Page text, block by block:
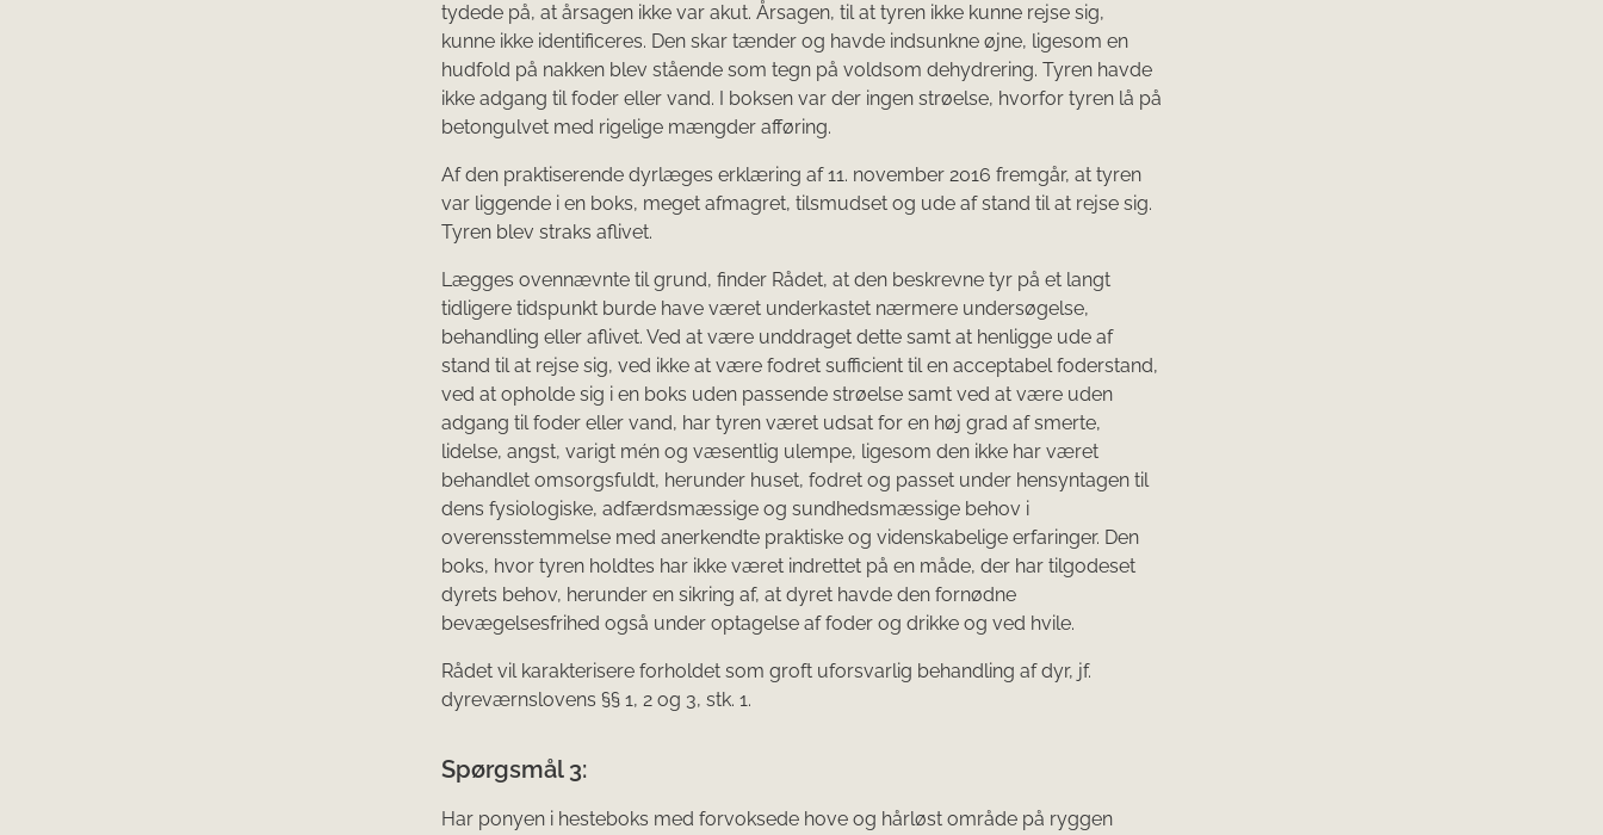
tydede på, at årsagen ikke var akut. Årsagen, til at tyren ikke kunne rejse sig,
kunne ikke identificeres. Den skar tænder og havde indsunkne øjne, ligesom en
hudfold på nakken blev stående som tegn på voldsom dehydrering. Tyren havde
ikke adgang til foder eller vand. I boksen var der ingen strøelse, hvorfor tyren lå på
betongulvet med rigelige mængder afføring.
Af den praktiserende dyrlæges erklæring af 11. november 2016 fremgår, at tyren
var liggende i en boks, meget afmagret, tilsmudset og ude af stand til at rejse sig.
Tyren blev straks aflivet.
Lægges ovennævnte til grund, finder Rådet, at den beskrevne tyr på et langt
tidligere tidspunkt burde have været underkastet nærmere undersøgelse,
behandling eller aflivet. Ved at være unddraget dette samt at henligge ude af
stand til at rejse sig, ved ikke at være fodret sufficient til en acceptabel foderstand,
ved at opholde sig i en boks uden passende strøelse samt ved at være uden
adgang til foder eller vand, har tyren været udsat for en høj grad af smerte,
lidelse, angst, varigt mén og væsentlig ulempe, ligesom den ikke har været
behandlet omsorgsfuldt, herunder huset, fodret og passet under hensyntagen til
dens fysiologiske, adfærdsmæssige og sundhedsmæssige behov i
overensstemmelse med anerkendte praktiske og videnskabelige erfaringer. Den
boks, hvor tyren holdtes har ikke været indrettet på en måde, der har tilgodeset
dyrets behov, herunder en sikring af, at dyret havde den fornødne
bevægelsesfrihed også under optagelse af foder og drikke og ved hvile.
Rådet vil karakterisere forholdet som groft uforsvarlig behandling af dyr, jf.
dyreværnslovens §§ 1, 2 og 3, stk. 1.
Spørgsmål 3:
Har ponyen i hesteboks med forvoksede hove og hårløst område på ryggen